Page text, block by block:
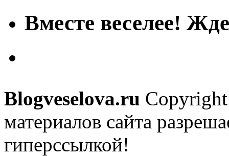
Вместе веселее!
Blogveselova.ru
материалов сайта
гиперссылкой!